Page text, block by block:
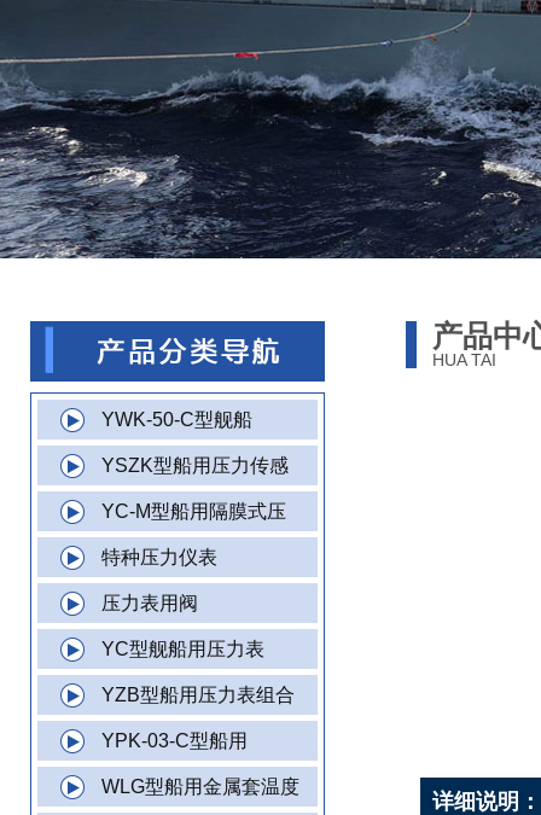
YWK-50-C型舰船
YSZK型船用压力传感
YC-M型船用隔膜式压
特种压力仪表
压力表用阀
YC型舰船用压力表
YZB型船用压力表组合
YPK-03-C型船用
WLG型船用金属套温度
产品中
HUA TAI
详细说明：